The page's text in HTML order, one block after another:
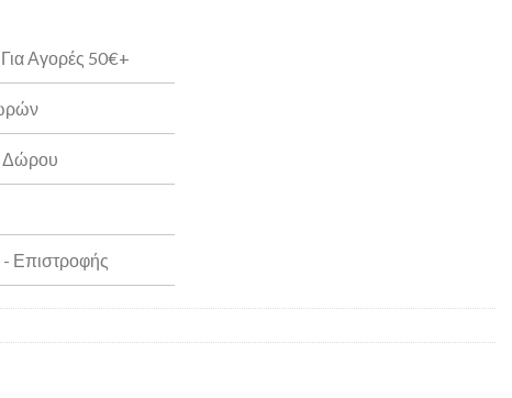
Αγορές 50€+
Δώρου
Επιστροφής